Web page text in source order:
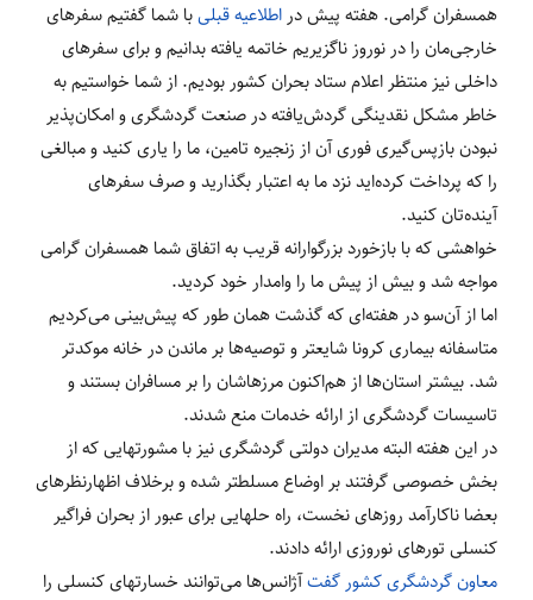
همسفران گرامی. هفته پیش در اطلاعیه قبلیبا شما گفتیم سفرهای
خارجی‌مان را در نوروز ناگزیریم خاتمه یافته بدانیم و برای سفرهای
داخلی نیز منتظر اعلام ستاد بحران کشور بودیم. از شما خواستیم به
خاطر مشکل نقدینگی گردش‌یافته در صنعت گردشگری و امکان‌پذیر
نبودن بازپس‌گیری فوری آن از زنجیره تامین، ما را یاری کنید و مبالغی
را که پرداخت کرده‌اید نزد ما به اعتبار بگذارید و صرف سفرهای
آینده‌تان کنید.
خواهشی که با بازخورد بزرگوارانه قریب به اتفاق شما همسفران گرامی
مواجه شد و بیش از پیش ما را وامدار خود کردید.
اما از آن‌سو در هفته‌ای که گذشت همان طور که پیش‌بینی می‌کردیم
متاسفانه بیماری کرونا شایع‎تر و توصیه‌ها بر ماندن در خانه موکدتر
شد. بیشتر استان‌ها از هم‌اکنون مرزها‎شان را بر مسافران بستند و
تاسیسات گردشگری از ارائه خدمات منع شدند.
در این هفته البته مدیران دولتی گردشگری نیز با مشورت‎هایی که از
بخش خصوصی گرفتند بر اوضاع مسلط‎تر شده و برخلاف اظهارنظرهای
بعضا ناکارآمد روزهای نخست، راه حل‎هایی برای عبور از بحران فراگیر
کنسلی تورهای نوروزی ارائه دادند.
معاون گردشگری کشور گفت
آژانس‌ها می‌توانند خسارت‎های کنسلی را